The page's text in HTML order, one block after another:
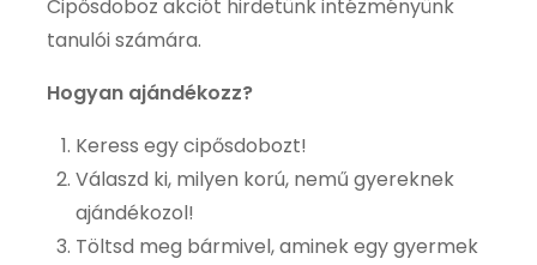
Cipősdoboz akciót hirdetünk intézményünk
tanulói számára.
Hogyan ajándékozz?
Keress egy cipősdobozt!
Válaszd ki, milyen korú, nemű gyereknek
ajándékozol!
Töltsd meg bármivel, aminek egy gyermek